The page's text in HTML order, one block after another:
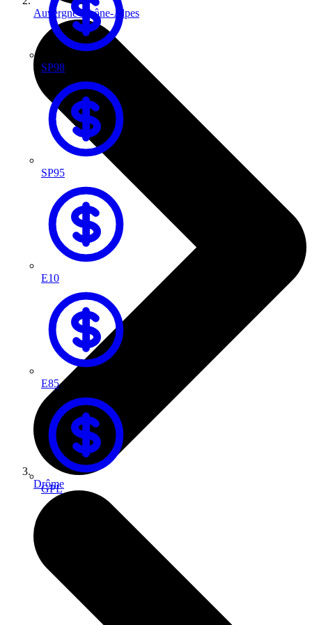
SP98
SP95
E10
E85
GPL
Auvergne-Rhône-Alpes
Drôme